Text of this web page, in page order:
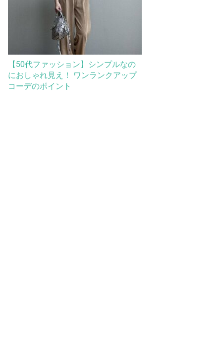
【50代ファッション】シンプルなの
におしゃれ見え！ ワンランクアップ
コーデのポイント